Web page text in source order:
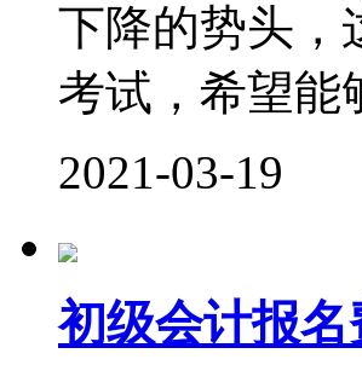
下降的势头，
考试，希望能
2021-03-19
初级会计报